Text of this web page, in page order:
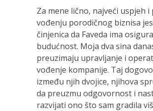
Za mene lično, najveći uspjeh i
vođenju porodičnog biznisa
činjenica da Faveda ima
budućnost. Moja dva sina
preuzimaju upravljanje i
vođenje kompanije. Taj
između njih dvojice, njihova
da preuzmu odgovornost i
razvijati ono što sam gradila